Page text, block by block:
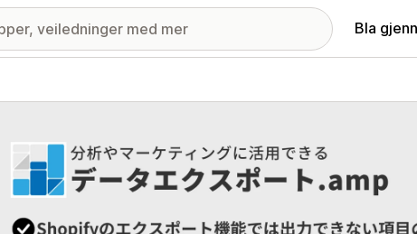
Bla
med fremhevede bilder